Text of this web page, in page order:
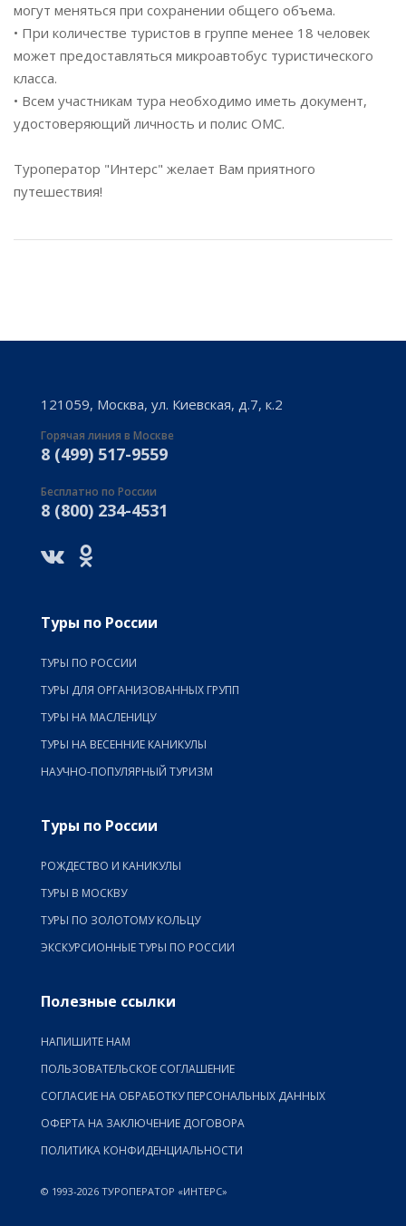
могут меняться при сохранении общего объема.
• При количестве туристов в группе менее 18 человек
может предоставляться микроавтобус туристического
класса.
• Всем участникам тура необходимо иметь документ,
удостоверяющий личность и полис ОМС.
Туроператор "Интерс" желает Вам приятного
путешествия!
121059, Москва, ул. Киевская, д.7, к.2
Горячая линия в Москве
8 (499) 517-9559
Бесплатно по России
8 (800) 234-4531
Туры по России
ТУРЫ ПО РОССИИ
ТУРЫ ДЛЯ ОРГАНИЗОВАННЫХ ГРУПП
ТУРЫ НА МАСЛЕНИЦУ
ТУРЫ НА ВЕСЕННИЕ КАНИКУЛЫ
НАУЧНО-ПОПУЛЯРНЫЙ ТУРИЗМ
Туры по России
РОЖДЕСТВО И КАНИКУЛЫ
ТУРЫ В МОСКВУ
ТУРЫ ПО ЗОЛОТОМУ КОЛЬЦУ
ЭКСКУРСИОННЫЕ ТУРЫ ПО РОССИИ
Полезные ссылки
НАПИШИТЕ НАМ
ПОЛЬЗОВАТЕЛЬСКОЕ СОГЛАШЕНИЕ
СОГЛАСИЕ НА ОБРАБОТКУ ПЕРСОНАЛЬНЫХ ДАННЫХ
ОФЕРТА НА ЗАКЛЮЧЕНИЕ ДОГОВОРА
ПОЛИТИКА КОНФИДЕНЦИАЛЬНОСТИ
© 1993-2026 ТУРОПЕРАТОР «ИНТЕРС»